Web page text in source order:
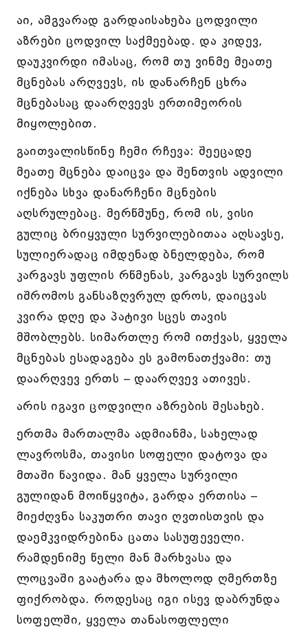
აი, ამგვარად გარდაისახება ცოდვილი
აზრები ცოდვილ საქმეებად. და კიდევ,
დაუკვირდი იმასაც, რომ თუ ვინმე მეათე
მცნებას არღვევს, ის დანარჩენ ცხრა
მცნებასაც დაარღვევს ერთიმეორის
მიყოლებით.
გაითვალისწინე ჩემი რჩევა: შეეცადე
მეათე მცნება დაიცვა და შენთვის ადვილი
იქნება სხვა დანარჩენი მცნების
აღსრულებაც. მერწმუნე, რომ ის, ვისი
გულიც ბრიყვული სურვილებითაა აღსავსე,
სულიერადაც იმდენად ბნელდება, რომ
კარგავს უფლის რწმენას, კარგავს სურვილს
იშრომოს განსაზღვრულ დროს, დაიცვას
კვირა დღე და პატივი სცეს თავის
მშობლებს. სიმართლე რომ ითქვას, ყველა
მცნებას ესადაგება ეს გამონათქვამი: თუ
დაარღვევ ერთს – დაარღვევ ათივეს.
არის იგავი ცოდვილი აზრების შესახებ.
ერთმა მართალმა ადმიანმა, სახელად
ლავროსმა, თავისი სოფელი დატოვა და
მთაში წავიდა. მან ყველა სურვილი
გულიდან მოიწყვიტა, გარდა ერთისა –
მიეძღვნა საკუთრი თავი ღვთისთვის და
დაემკვიდრებინა ცათა სასუფეველი.
რამდენიმე წელი მან მარხვასა და
ლოცვაში გაატარა და მხოლოდ ღმერთზე
ფიქრობდა. როდესაც იგი ისევ დაბრუნდა
სოფელში, ყველა თანასოფლელი